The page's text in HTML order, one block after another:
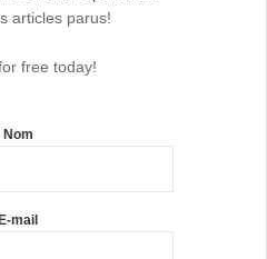
articles parus!
free today!
Nom
E-mail